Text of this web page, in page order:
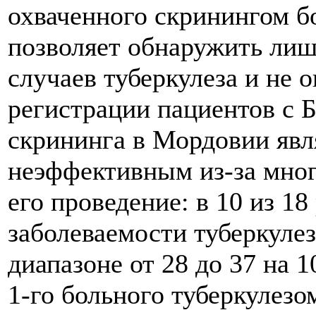
охваченного скринингом
позволяет обнаружить
случаев туберкулеза и не
регистрации пациентов с
скрининга в Мордовии
неэффективным из-за
его проведение: в 10 из
заболеваемости
диапазоне от 28 до 37 на
1-го больного